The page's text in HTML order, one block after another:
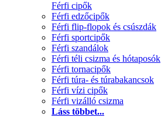
Férfi cipők
Férfi edzőcipők
Férfi flip-flopok és csúszdák
Férfi sportcipők
Férfi szandálok
Férfi téli csizma és hótaposók
Férfi tornacipők
Férfi túra- és túrabakancsok
Férfi vízi cipők
Férfi vizálló csizma
Láss többet...